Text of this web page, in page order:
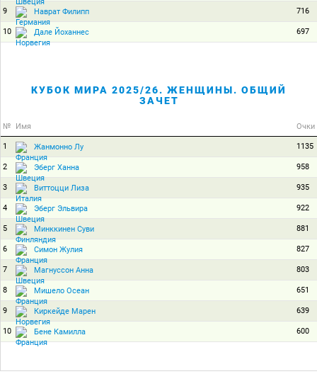
9 Наврат Филипп 716
10 Дале Йоханнес 697
КУБОК МИРА 2025/26. ЖЕНЩИНЫ. ОБЩИЙ
ЗАЧЕТ
№ Имя Очки
1 Жанмонно Лу 1135
2 Эберг Ханна 958
3 Виттоцци Лиза 935
4 Эберг Эльвира 922
5 Минккинен Суви 881
6 Симон Жулия 827
7 Магнуссон Анна 803
8 Мишело Осеан 651
9 Киркейде Марен 639
10 Бене Камилла 600